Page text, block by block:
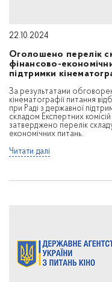
22.10.2024
Оголошено перелік
фінансово-
підтримки
За результатами
кінематографії питання
при Раді з державної
складом Експертних
затверджено перелік
економічних питань.
Читати далі